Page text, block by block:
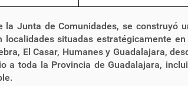
Junta de Comunidades, se construyó
situadas estratégicamente
El Casar, Humanes y Guadalajara,
a toda la Provincia de Guadalajara,